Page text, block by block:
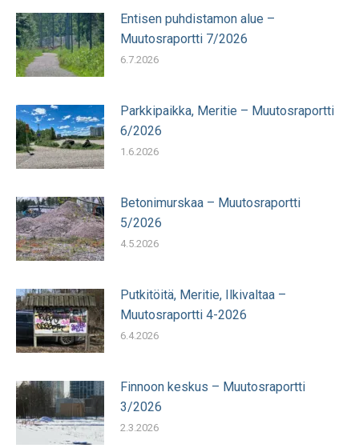
Entisen puhdistamon alue –
Muutosraportti 7/2026
6.7.2026
Parkkipaikka, Meritie – Muutosraportti
6/2026
1.6.2026
Betonimurskaa – Muutosraportti
5/2026
4.5.2026
Putkitöitä, Meritie, Ilkivaltaa –
Muutosraportti 4-2026
6.4.2026
Finnoon keskus – Muutosraportti
3/2026
2.3.2026